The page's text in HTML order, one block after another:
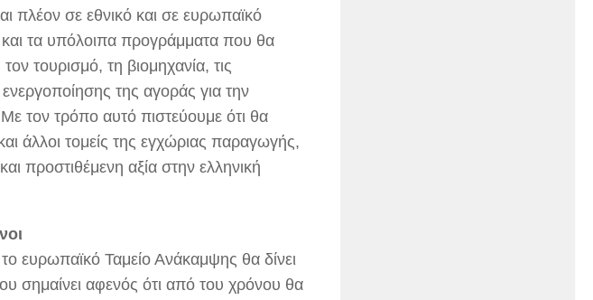
πλέον σε εθνικό και σε ευρωπαϊκό
τα υπόλοιπα προγράμματα που θα
τουρισμό, τη βιομηχανία, τις
της αγοράς για την
τον τρόπο αυτό πιστεύουμε ότι θα
άλλοι τομείς της εγχώριας παραγωγής,
προστιθέμενη αξία στην ελληνική
ευρωπαϊκό Ταμείο Ανάκαμψης θα δίνει
σημαίνει αφενός ότι από του χρόνου θα